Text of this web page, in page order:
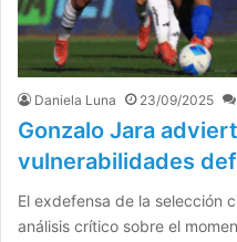
Daniela Luna 23/09/2025
Gonzalo Jara
vulnerabilidades
El exdefensa de la selección
análisis crítico sobre el